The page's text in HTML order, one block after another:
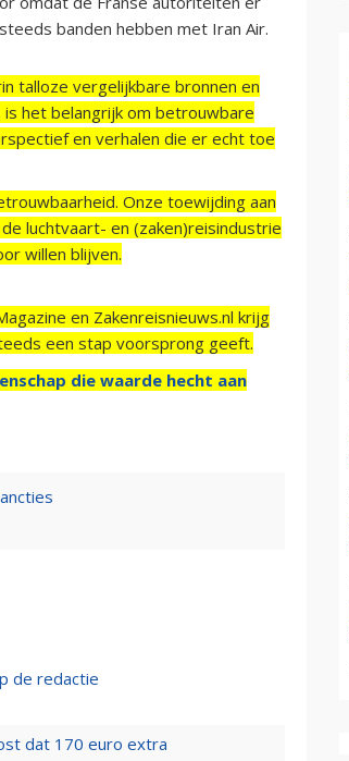
banden hebben met Iran Air.
talloze vergelijkbare bronnen en
het belangrijk om betrouwbare
en verhalen die er echt toe
Onze toewijding aan
luchtvaart- en (zaken)reisindustrie
willen blijven.
en Zakenreisnieuws.nl krijg
een stap voorsprong geeft.
die waarde hecht aan
de redactie
dat 170 euro extra